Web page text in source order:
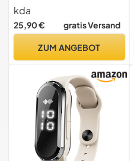
Mückenarmband Camping
Wandern 3er Set (3x
Ocean)
kda
25,90 € gratis Versand
ZUM ANGEBOT